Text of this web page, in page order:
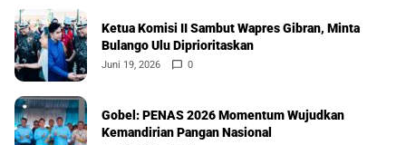
Ketua Komisi II Sambut Wapres Gibran, Minta
Bulango Ulu Diprioritaskan
Juni 19, 2026 0
Gobel: PENAS 2026 Momentum Wujudkan
Kemandirian Pangan Nasional